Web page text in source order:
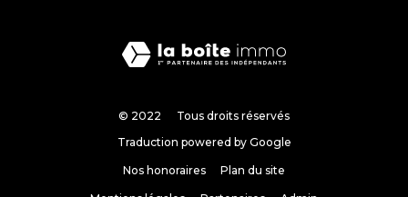
© 2022
Tous droits réservés
Traduction powered by Google
Nos honoraires Plan du site